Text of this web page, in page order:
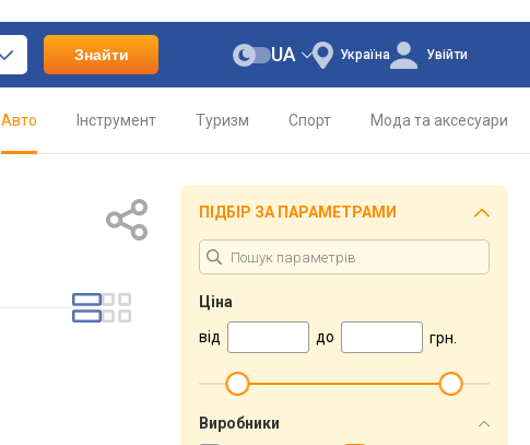
Знайти Україна
UA Увійти
Авто Інструмент Туризм Спорт Мода та аксесуари
ПІДБІР ЗА ПАРАМЕТРАМИ
Ціна
від
до грн.
Виробники